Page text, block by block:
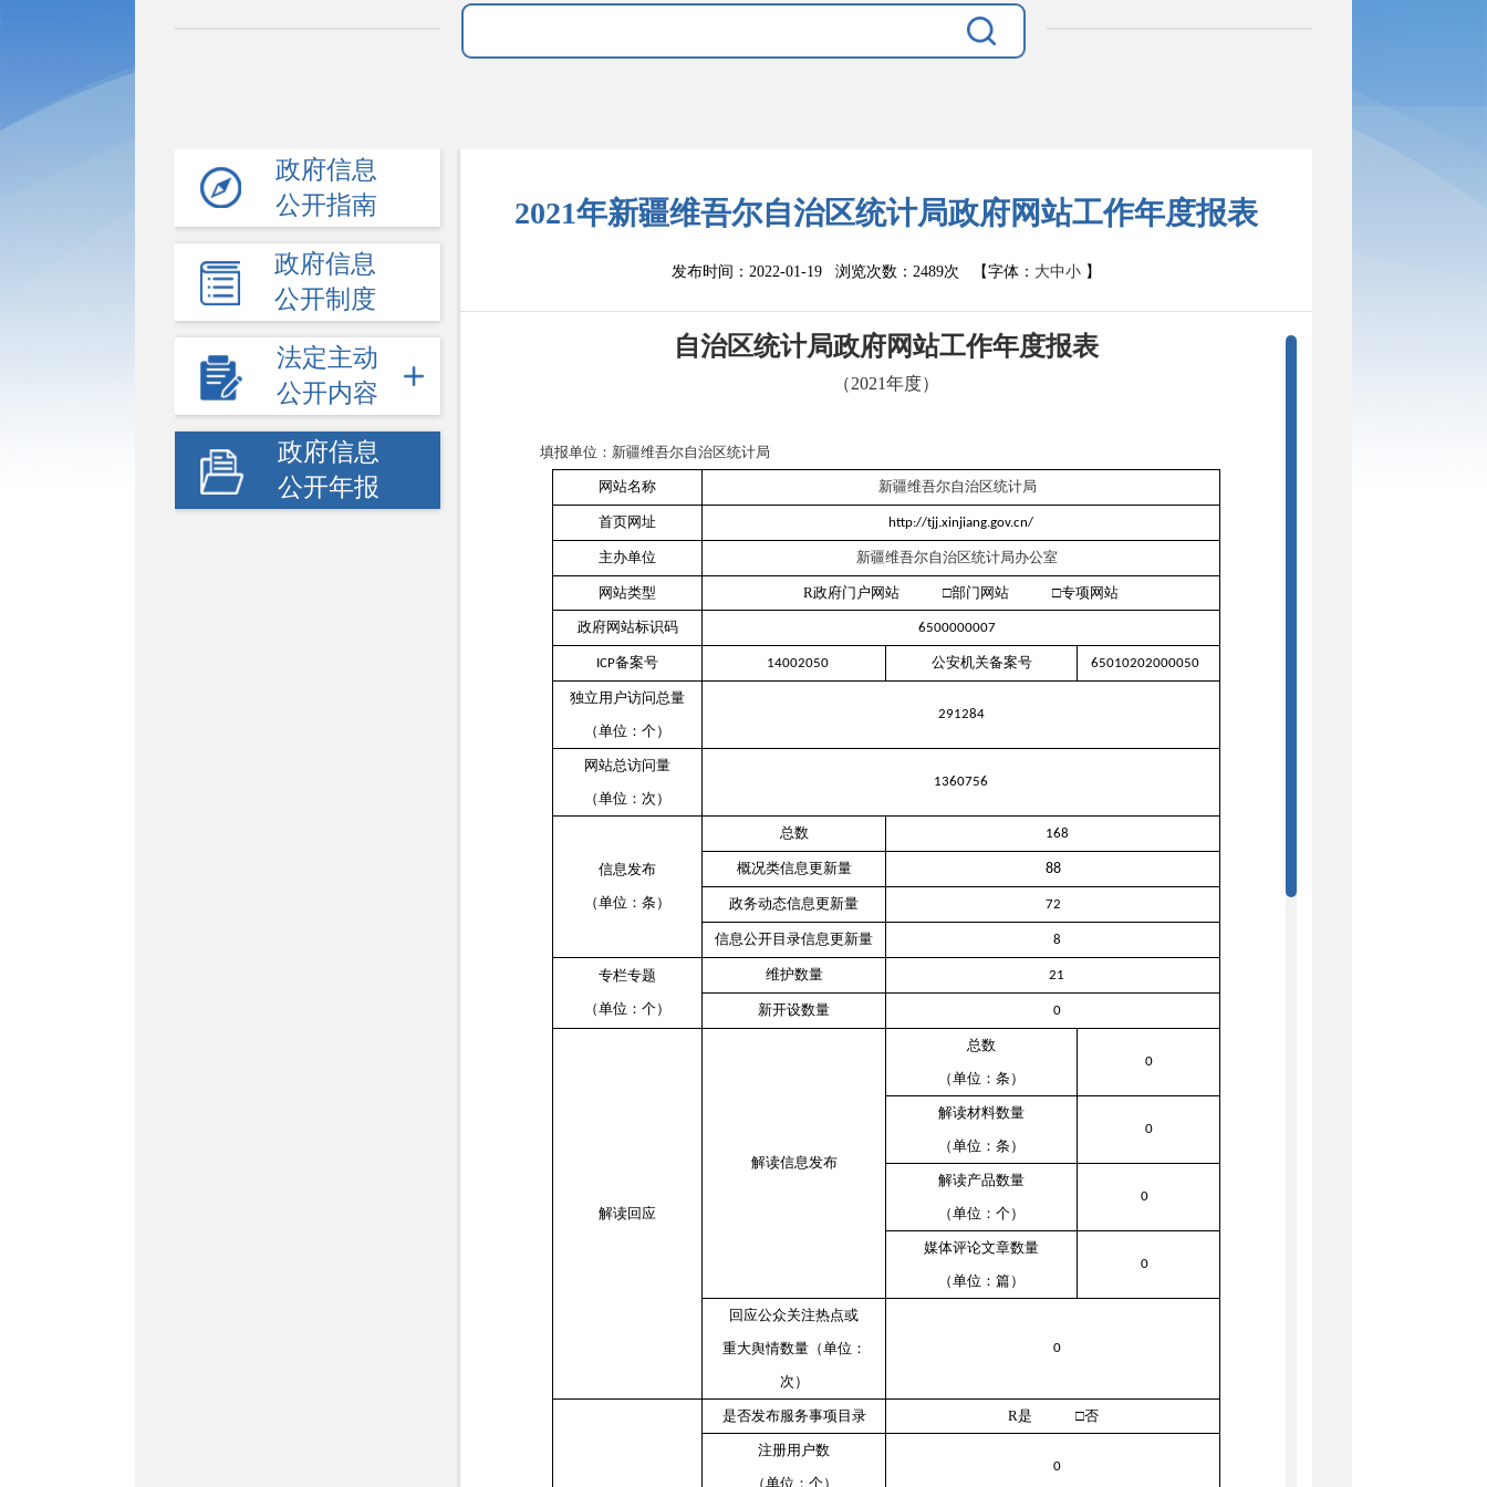
政府信息
公开指南
政府信息
公开制度
法定主动
公开内容
政府信息
公开年报
2021年新疆维吾尔自治区统计局政府网站工作年度报表
发布时间：2022-01-19 浏览次数： 2489次 【字体： 大中小 】
自治区统计局政府网站工作年度报表
（2021年度）
填报单位：新疆维吾尔自治区统计局
网站名称 新疆维吾尔自治区统计局
首页网址 http://tjj.xinjiang.gov.cn/
主办单位 新疆维吾尔自治区统计局办公室
网站类型 R政府门户网站 □部门网站 □专项网站
政府网站标识码 6500000007
ICP备案号 14002050 公安机关备案号 65010202000050
独立用户访问总量
（单位：个）
291284
网站总访问量
（单位：次）
1360756
信息发布
（单位：条）
总数 168
概况类信息更新量 88
政务动态信息更新量 72
信息公开目录信息更新量 8
专栏专题
（单位：个）
维护数量 21
新开设数量 0
解读回应
解读信息发布
总数
（单位：条）
0
解读材料数量
（单位：条）
0
解读产品数量
（单位：个）
0
媒体评论文章数量
（单位：篇）
0
回应公众关注热点或
重大舆情数量（单位：
次）
0
是否发布服务事项目录 R是 □否
注册用户数
（单位：个）
0